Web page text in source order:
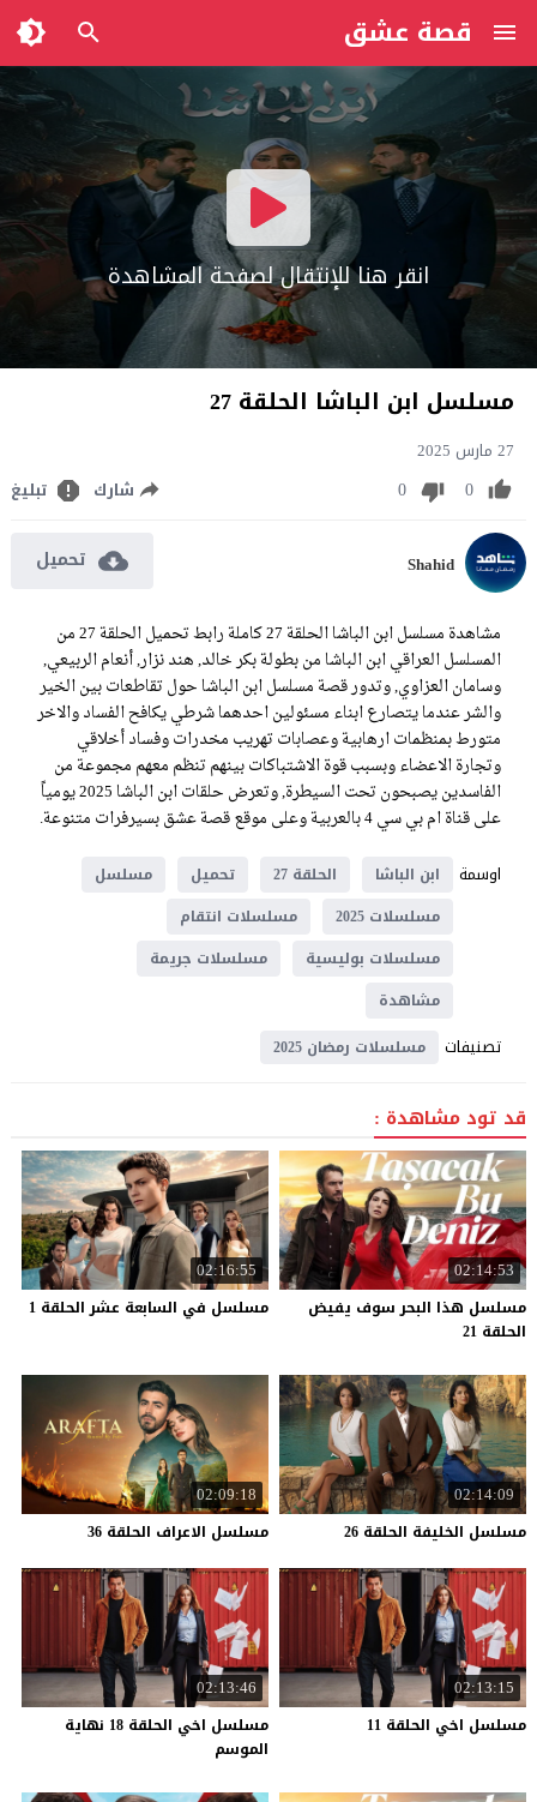
قصة عشق
انقر هنا للإنتقال لصفحة المشاهدة
مسلسل ابن الباشا الحلقة 27
27 مارس 2025
0
0 شارك تبليغ
Shahid تحميل
مشاهدة مسلسل ابن الباشا الحلقة 27 كاملة رابط تحميل الحلقة 27 من
المسلسل العراقي ابن الباشا من بطولة بكر خالد, هند نزار, أنعام الربيعي,
وسامان العزاوي, وتدور قصة مسلسل ابن الباشا حول تقاطعات بين الخير
والشر عندما يتصارع ابناء مسئولين احدهما شرطي يكافح الفساد والاخر
متورط بمنظمات ارهابية وعصابات تهريب مخدرات وفساد أخلاقي
وتجارة الاعضاء وبسبب قوة الاشتباكات بينهم تنظم معهم مجموعة من
الفاسدين يصبحون تحت السيطرة, وتعرض حلقات ابن الباشا 2025 يومياً
على قناة ام بي سي 4 بالعربية وعلى موقع قصة عشق بسيرفرات متنوعة.
اوسمة
ابن الباشا الحلقة 27 تحميل
مسلسل
مسلسلات 2025
مسلسلات انتقام
مسلسلات بوليسية
مسلسلات جريمة
مشاهدة
تصنيفات مسلسلات رمضان 2025
قد تود مشاهدة :
02:14:53
مسلسل هذا البحر سوف يفيض
الحلقة 21
02:16:55
مسلسل في السابعة عشر الحلقة 1
02:14:09
مسلسل الخليفة الحلقة 26
02:09:18
مسلسل الاعراف الحلقة 36
02:13:15
مسلسل اخي الحلقة 11
02:13:46
مسلسل اخي الحلقة 18 نهاية
الموسم